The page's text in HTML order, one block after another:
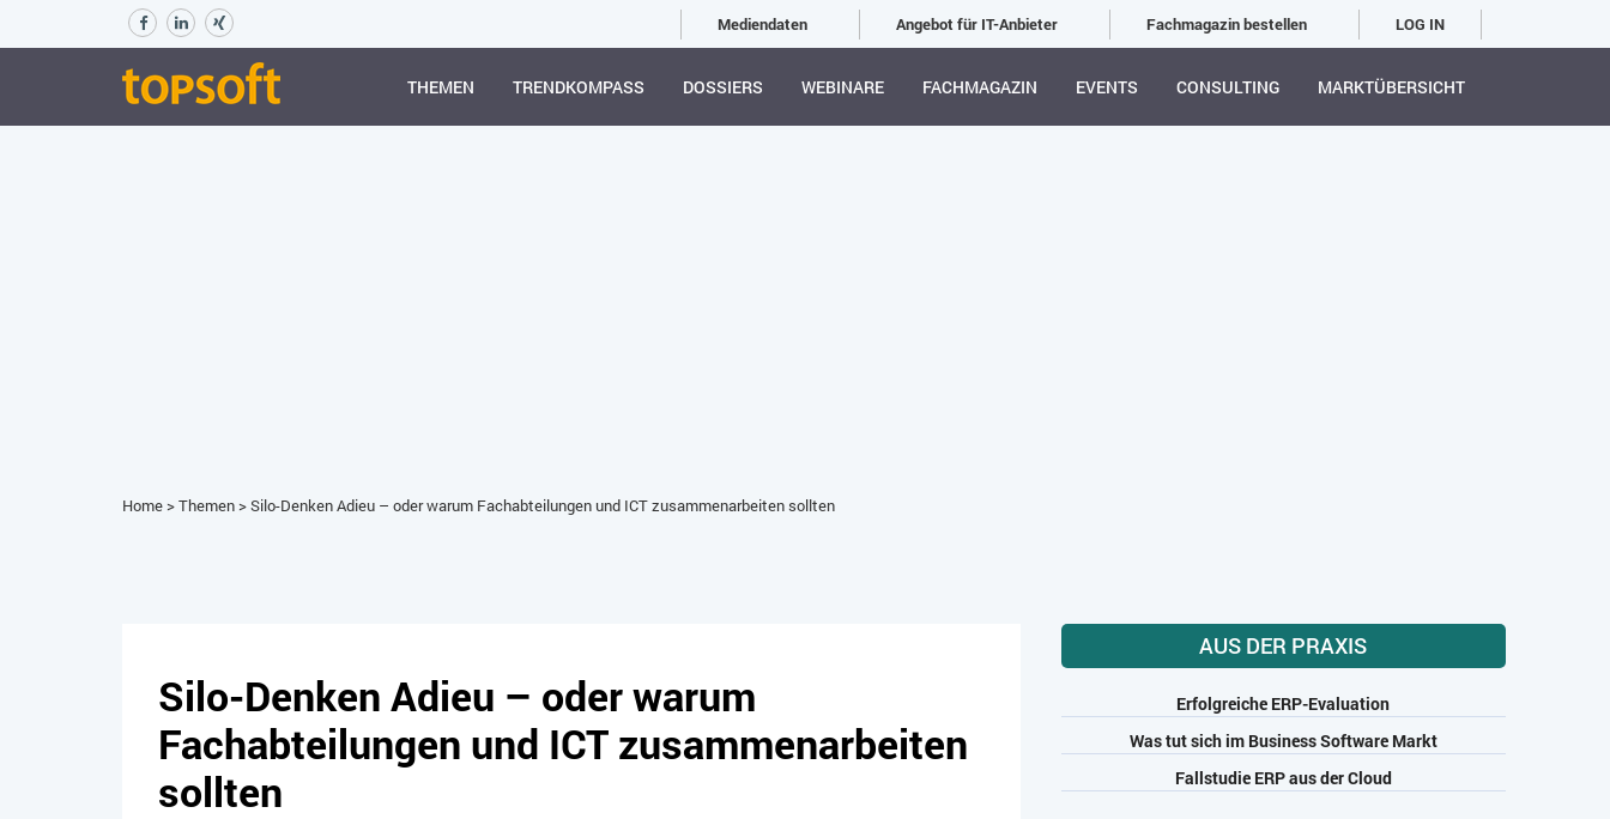
Mediendaten Angebot für IT-Anbieter Fachmagazin bestellen LOG IN
THEMEN TRENDKOMPASS DOSSIERS WEBINARE FACHMAGAZIN EVENTS CONSULTING MARKTÜBERSICHT
Home>Themen>Silo-Denken Adieu – oder warum Fachabteilungen und ICT zusammenarbeiten sollten
Silo-Denken Adieu – oder warum
Fachabteilungen und ICT zusammenarbeiten
sollten
AUS DER PRAXIS
Erfolgreiche ERP-Evaluation
Was tut sich im Business Software Markt
Fallstudie ERP aus der Cloud